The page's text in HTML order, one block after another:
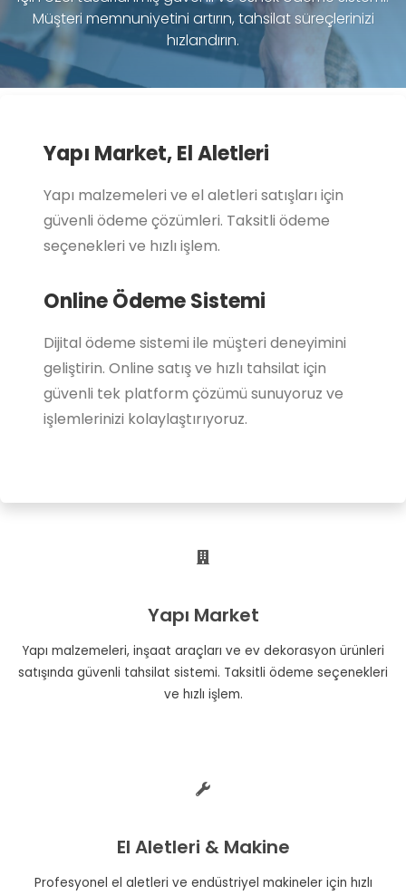
Müşteri memnuniyetini artırın, tahsilat süreçlerinizi
hızlandırın.
Yapı Market, El Aletleri
Yapı malzemeleri ve el aletleri satışları için
güvenli ödeme çözümleri. Taksitli ödeme
seçenekleri ve hızlı işlem.
Online Ödeme Sistemi
Dijital ödeme sistemi ile müşteri deneyimini
geliştirin. Online satış ve hızlı tahsilat için
güvenli tek platform çözümü sunuyoruz ve
işlemlerinizi kolaylaştırıyoruz.
Yapı Market
Yapı malzemeleri, inşaat araçları ve ev dekorasyon ürünleri
satışında güvenli tahsilat sistemi. Taksitli ödeme seçenekleri
ve hızlı işlem.
El Aletleri & Makine
Profesyonel el aletleri ve endüstriyel makineler için hızlı